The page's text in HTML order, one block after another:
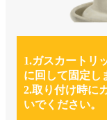
1.ガスカートリ
に回して固定し
2.取り付け時に
いでください。